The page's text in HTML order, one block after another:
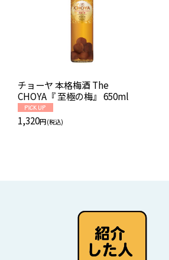
チョーヤ 本格梅酒 The
CHOYA『 至極の梅』 650ml
1,320円(税込)